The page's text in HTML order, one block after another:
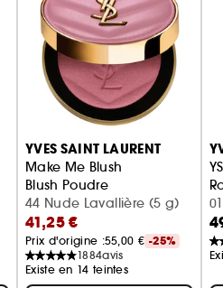
florale & note de fraise
YVES SAINT LAURENT
Make Me Blush
Blush Poudre
44 Nude Lavallière (5 g)
41,25 €
Prix d'origine :55,00 € -25%
1884avis
Existe en 14 teintes